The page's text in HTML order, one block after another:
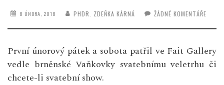
8 ÚNORA, 2018 PHDR. ZDEŇKA KÁRNÁ ŽÁDNÉ KOMENTÁŘE
První únorový pátek a sobota patřil ve Fait Gallery
vedle brněnské Vaňkovky svatebnímu veletrhu či
chcete-li svatební show.